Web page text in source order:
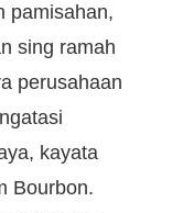
pamisahan,
sing ramah
perusahaan
kayata
Bourbon.